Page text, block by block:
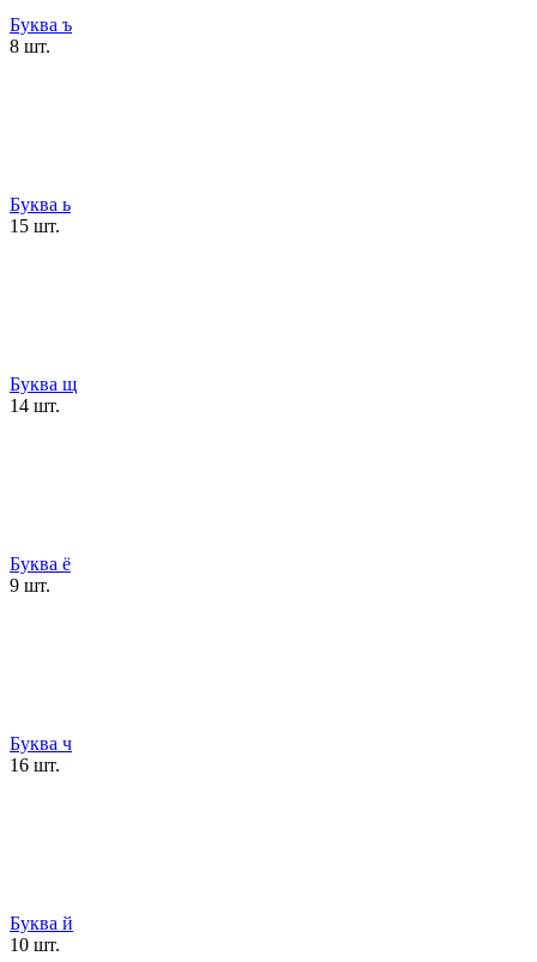
Буква ъ
8 шт.
Буква ь
15 шт.
Буква щ
14 шт.
Буква ё
9 шт.
Буква ч
16 шт.
Буква й
10 шт.